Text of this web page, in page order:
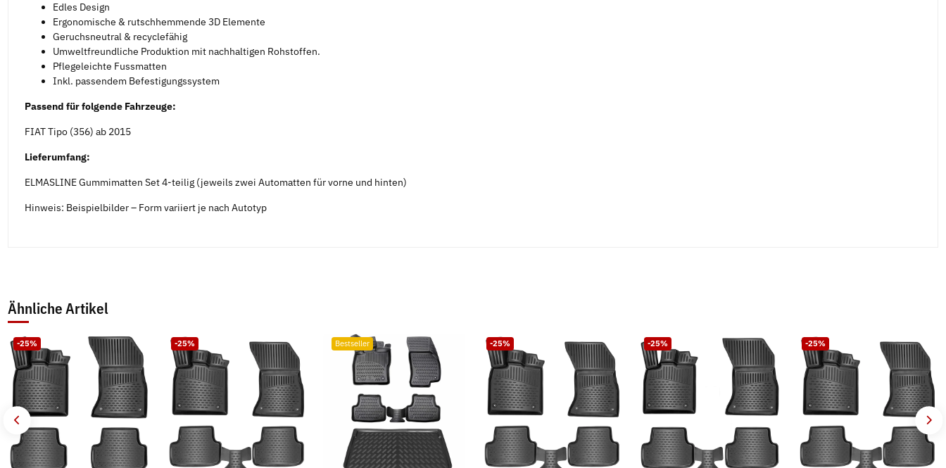
Edles Design
Ergonomische & rutschhemmende 3D Elemente
Geruchsneutral & recyclefähig
Umweltfreundliche Produktion mit nachhaltigen Rohstoffen.
Pflegeleichte Fussmatten
Inkl. passendem Befestigungssystem
Passend für folgende Fahrzeuge:
FIAT Tipo (356) ab 2015
Lieferumfang:
ELMASLINE Gummimatten Set 4-teilig (jeweils zwei Automatten für vorne und hinten)
Hinweis: Beispielbilder – Form variiert je nach Autotyp
Ähnliche Artikel
-25% -25% Bestseller -25% -25% -25%